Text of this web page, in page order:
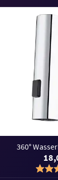
360°